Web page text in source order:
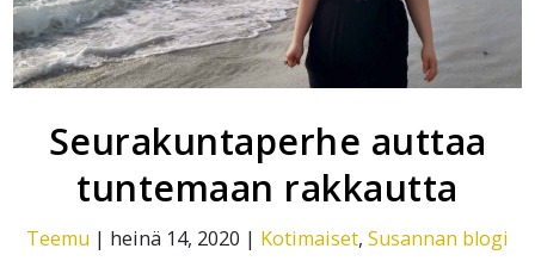
Seurakuntaperhe auttaa
tuntemaan rakkautta
Teemu | heinä 14, 2020 | Kotimaiset, Susannan blogi